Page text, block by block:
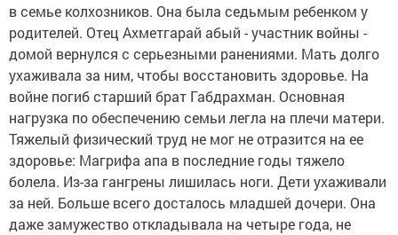
в семье колхозников. Она была седьмым ребенком у
родителей. Отец Ахметгарай абый - участник войны -
домой вернулся с серьезными ранениями. Мать долго
ухаживала за ним, чтобы восстановить здоровье. На
войне погиб старший брат Габдрахман. Основная
нагрузка по обеспечению семьи легла на плечи матери.
Тяжелый физический труд не мог не отразится на ее
здоровье: Магрифа апа в последние годы тяжело
болела. Из-за гангрены лишилась ноги. Дети ухаживали
за ней. Больше всего досталось младшей дочери. Она
даже замужество откладывала на четыре года, не